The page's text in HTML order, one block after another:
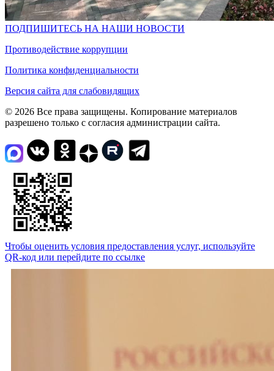
ПОДПИШИТЕСЬ НА НАШИ НОВОСТИ
Противодействие коррупции
Политика конфиденциальности
Версия сайта для слабовидящих
© 2026 Все права защищены. Копирование материалов
разрешено только с согласия администрации сайта.
Чтобы оценить условия предоставления услуг, используйте
QR-код или перейдите по ссылке